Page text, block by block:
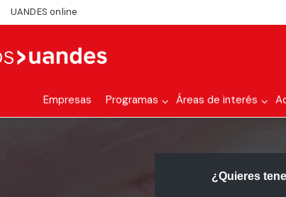
UANDES online
Empresas Programas Áreas de interés
¿Quieres